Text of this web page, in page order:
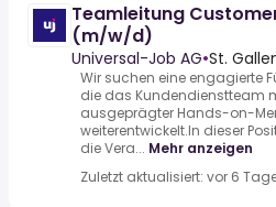
Teamleitung
(m/w/d)
Universal-Job AG•St.
Wir suchen eine engagierte
die das Kundendienstteam
ausgeprägter Hands-on-
weiterentwickelt.In dieser
die Vera... Mehr anzeigen
Zuletzt aktualisiert: vor 6